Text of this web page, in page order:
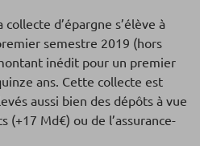
d’épargne s’élève à
semestre 2019 (hors
inédit pour un premier
ans. Cette collecte est
aussi bien des dépôts à vue
(+17 Md€) ou de l’assurance-